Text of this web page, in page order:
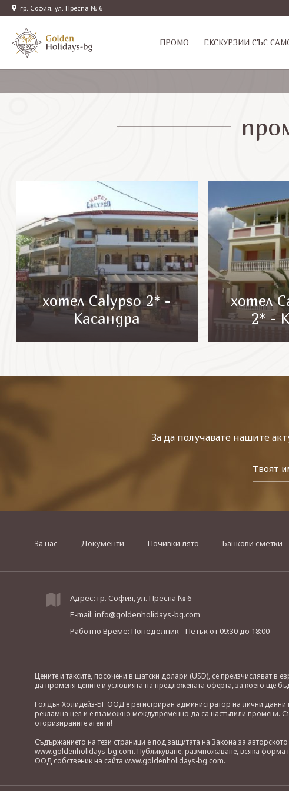
гр. София, ул. Преспа № 6
ПРОМО EКСКУРЗИИ СЪС
хотел Calypso 2* -
Касандра
хотел
2* -
За да получавате нашите
За нас Документи Почивки лято Банкови сметки
Адрес: гр. София, ул. Преспа № 6
E-mail: info@goldenholidays-bg.com
Работно Време: Понеделник - Петъкот 09:30 до 18:00
Цените и таксите, посочени в щатски долари (USD), се преизчисляват
да променя цените и условията на предложената оферта, за което ще
Голдън Холидейз-БГ ООД е регистриран администратор на лични
рекламна цел и е възможно междувременно да са настъпили промени.
оторизираните агенти!
Съдържанието на тези страници е под защитата на Закона за
www.goldenholidays-bg.com. Публикуване, размножаване, всяка форма
ООД собственик на сайта www.goldenholidays-bg.com.